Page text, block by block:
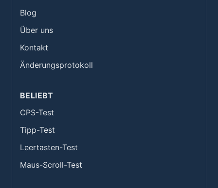
Blog
Über uns
Kontakt
Änderungsprotokoll
BELIEBT
CPS-Test
Tipp-Test
Leertasten-Test
Maus-Scroll-Test